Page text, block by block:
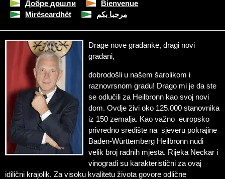
Добре дошли
Bienvenue
Mirëseardhët
مرحبا بكم
Drage nove građanke, dragi novi
građani,
dobrodošli u našem šarolikom i
raznovrsnom gradu! Drago mi je da ste
se odlučili za Heilbronn kao svoj novi
dom. Ovdje živi oko 125.000 stanovnika
iz 150 zemalja. Kao važno europsko
privredno središte na sjeveru pokrajine
Baden-Württemberg Heilbronn nudi
velik broj radnih mjesta. Rijeka Neckar i
vinogradi su karakteristični za ovaj
idilični krajolik. Za visoku kvalitetu života govore odlične